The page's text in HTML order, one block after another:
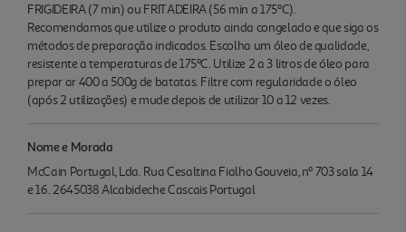
FRIGIDEIRA (7 min) ou FRITADEIRA (56 min a 175ºC).
Recomendamos que utilize o produto ainda congelado e que siga os
métodos de preparação indicados. Escolha um óleo de qualidade,
resistente a temperaturas de 175ºC. Utilize 2 a 3 litros de óleo para
prepar ar 400 a 500g de batatas. Filtre com regularidade o óleo
(após 2 utilizações) e mude depois de utilizar 10 a 12 vezes.
Nome e Morada
McCain Portugal, Lda. Rua Cesaltina Fialho Gouveia, nº 703 sala 14
e 16. 2645038 Alcabideche Cascais Portugal